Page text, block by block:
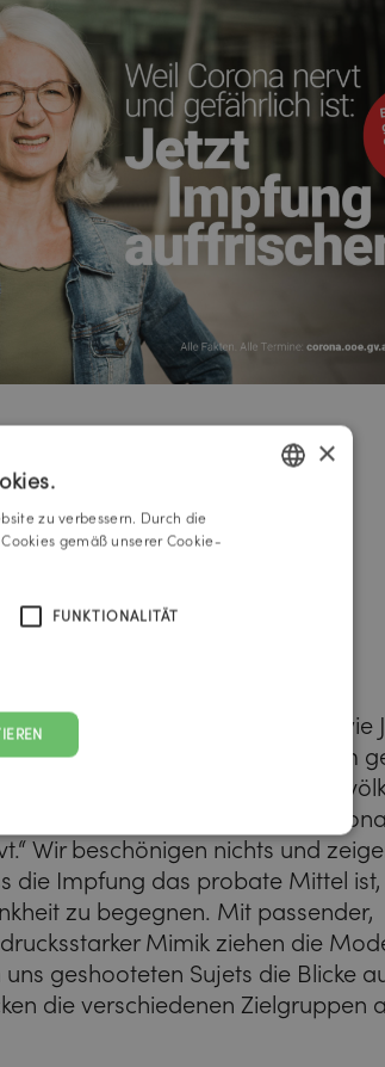
sich
denken
wie Ungeimpfte, Alte wie
haben wir nach einem
gesucht, der die gesamte
Augenzwinkern eint: „Weil
Wir beschönigen nichts und
die Impfung das probate Mittel
zu begegnen. Mit passender,
Mimik ziehen die
uns geshooteten Sujets die Blicke
die verschiedenen Zielgruppen
×
zu verbessern. Durch die
gemäß unserer Cookie-
FUNKTIONALITÄT